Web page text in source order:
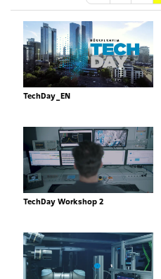
TechDay_EN
TechDay Workshop 2